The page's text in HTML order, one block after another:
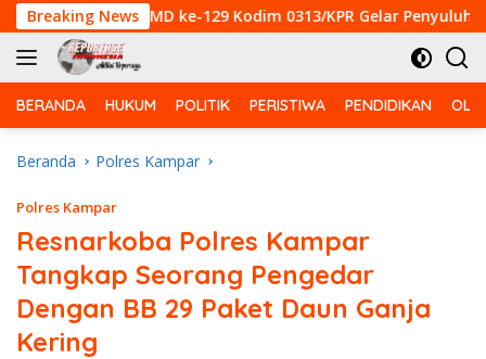
Langsung
ke
konten
Breaking News
TMMD ke-129 Kodim 0313/KPR Gelar Penyuluhan di
BERANDA HUKUM POLITIK PERISTIWA PENDIDIKAN
Beranda Polres Kampar
Polres Kampar
Resnarkoba Polres Kampar
Tangkap Seorang Pengedar
Dengan BB 29 Paket Daun Ganja
Kering